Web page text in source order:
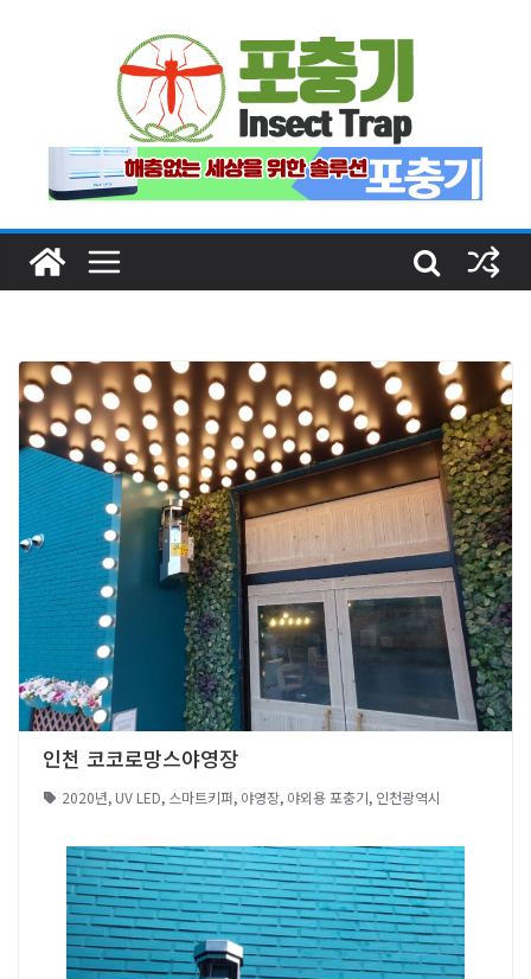
인천 코코로망스야영장
2020년, UV LED, 스마트키퍼, 야영장, 야외용 포충기, 인천광역시